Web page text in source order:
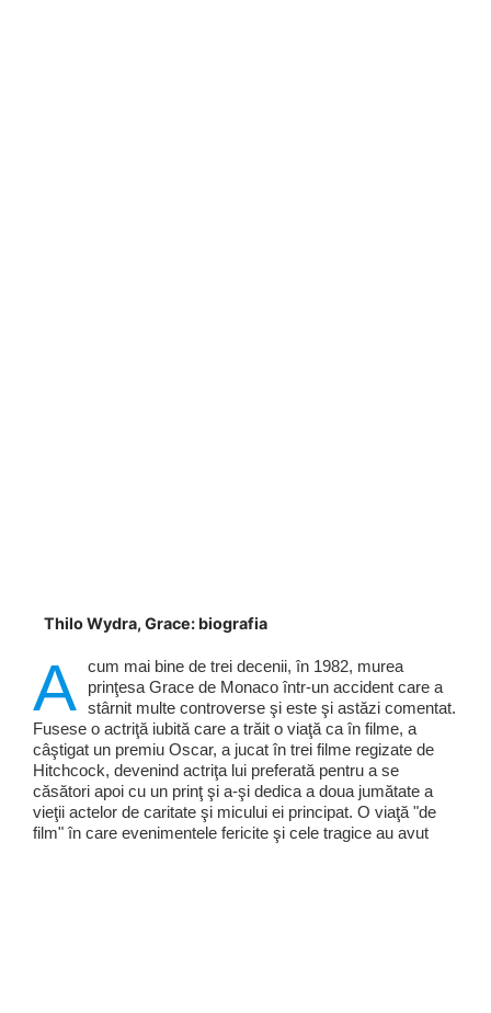
Thilo Wydra, Grace: biografia
A cum mai bine de trei decenii, în 1982, murea
prinţesa Grace de Monaco într-un accident care a
stârnit multe controverse şi este şi astăzi comentat.
Fusese o actriţă iubită care a trăit o viaţă ca în filme, a
câştigat un premiu Oscar, a jucat în trei filme regizate de
Hitchcock, devenind actriţa lui preferată pentru a se
căsători apoi cu un prinţ şi a-şi dedica a doua jumătate a
vieţii actelor de caritate şi micului ei principat. O viaţă "de
film" în care evenimentele fericite şi cele tragice au avut